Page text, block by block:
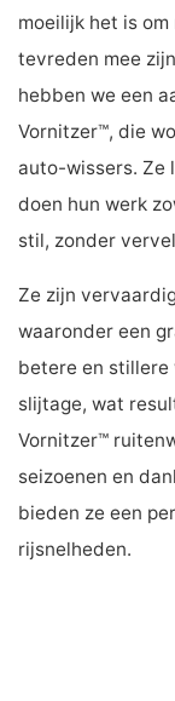
moeilijk het is
tevreden mee
hebben we een
Vornitzer™, die
auto-wissers. Ze
doen hun werk
stil, zonder
Ze zijn
waaronder een
betere en stillere
slijtage, wat
Vornitzer™
seizoenen en
bieden ze een
rijsnelheden.